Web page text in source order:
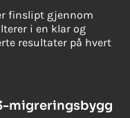
finslipt gjennom
i en klar og
resultater på hvert
migreringsbygg